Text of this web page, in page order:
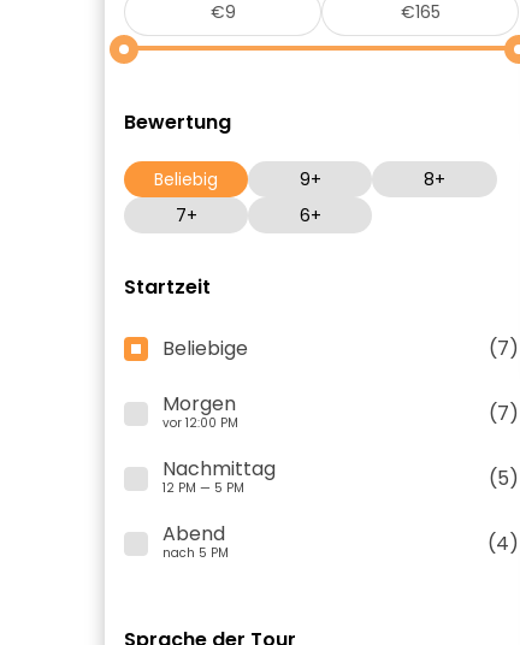
Bewertung
Beliebig 9+
8+
7+
6+
Startzeit
Beliebige
(7)
Morgen
vor 12:00 PM
(7)
Nachmittag
12 PM — 5 PM
(5)
Abend
nach 5 PM (4)